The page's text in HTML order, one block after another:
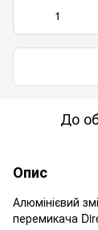
До
Опис
Алюмінієвий
перемикача